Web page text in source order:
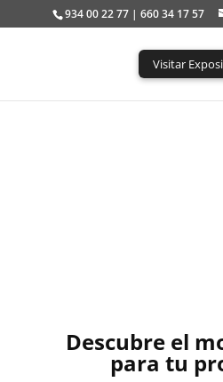
934 00 22 77 | 660 34 17 57
Visitar
Descubre el
para tu